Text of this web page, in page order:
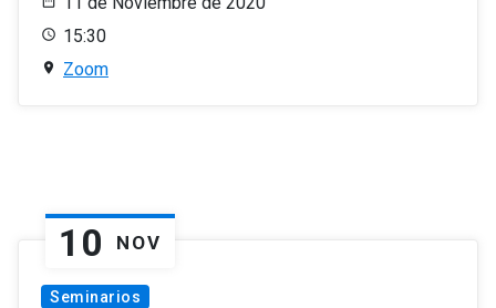
15:30
Zoom
10 NOV
Seminarios